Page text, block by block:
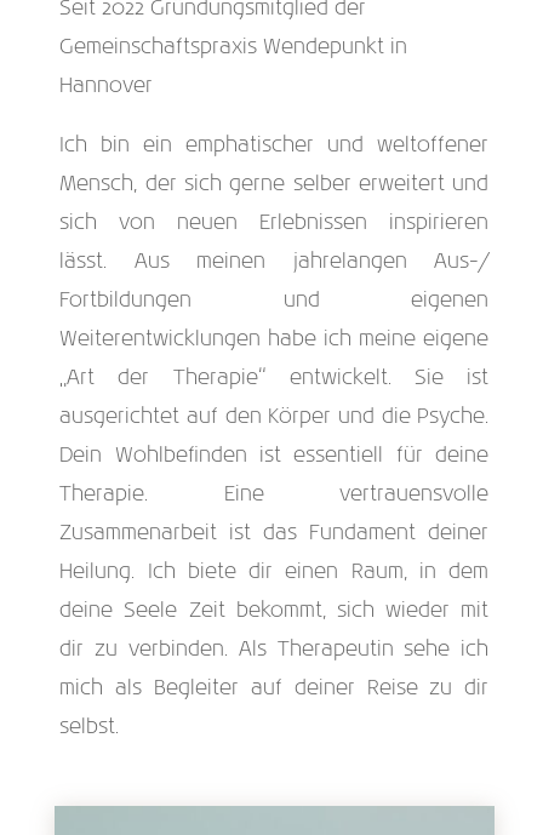
Seit 2022 Gründungsmitglied der
Gemeinschaftspraxis Wendepunkt in
Hannover
Ich bin ein emphatischer und weltoffener
Mensch, der sich gerne selber erweitert und
sich von neuen Erlebnissen inspirieren
lässt. Aus meinen jahrelangen Aus-/
Fortbildungen und eigenen
Weiterentwicklungen habe ich meine eigene
„Art der Therapie“ entwickelt. Sie ist
ausgerichtet auf den Körper und die Psyche.
Dein Wohlbefinden ist essentiell für deine
Therapie. Eine vertrauensvolle
Zusammenarbeit ist das Fundament deiner
Heilung. Ich biete dir einen Raum, in dem
deine Seele Zeit bekommt, sich wieder mit
dir zu verbinden. Als Therapeutin sehe ich
mich als Begleiter auf deiner Reise zu dir
selbst.